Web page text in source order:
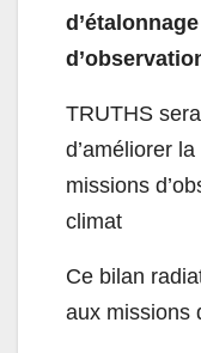
TRUTHS
d’améliorer
missions
climat
Ce bilan
aux missions